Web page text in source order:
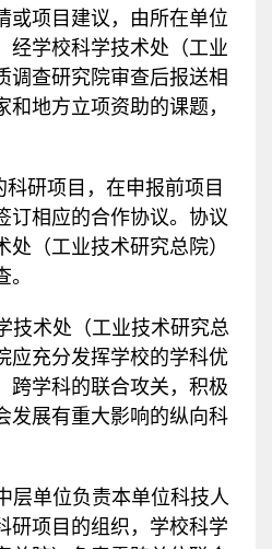
或项目建议，由所在单位
经学校科学技术处（工业
调查研究院审查后报送相
地方立项资助的课题，
研项目，在申报前项目
订相应的合作协议。协议
（工业技术研究总院）
技术处（工业技术研究总
应充分发挥学校的学科优
跨学科的联合攻关，积极
发展有重大影响的纵向科
层单位负责本单位科技人
研项目的组织，学校科学